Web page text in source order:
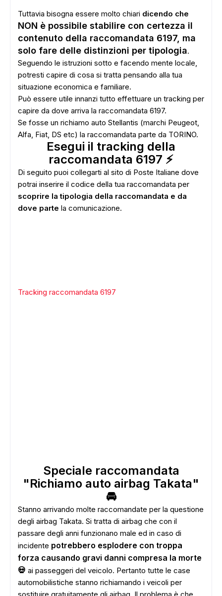
ADS
Tuttavia bisogna essere molto chiari dicendo che
NON è possibile stabilire con certezza il
contenuto della raccomandata 6197, ma
solo fare delle distinzioni per tipologia.
Seguendo le istruzioni sotto e facendo mente locale,
potresti capire di cosa si tratta pensando alla tua
situazione economica e familiare.
Può essere utile innanzi tutto effettuare un tracking per
capire da dove arriva la raccomandata 6197.
Se fosse un richiamo auto Stellantis (marchi Peugeot,
Alfa, Fiat, DS etc) la raccomandata parte da TORINO.
Esegui il tracking della
raccomandata 6197 ⚡
Di seguito puoi collegarti al sito di Poste Italiane dove
potrai inserire il codice della tua raccomandata per
scoprire la tipologia della raccomandata e da
dove parte la comunicazione.
Tracking raccomandata 6197
Speciale raccomandata
"Richiamo auto airbag Takata"
🚘
Stanno arrivando molte raccomandate per la questione
degli airbag Takata. Si tratta di airbag che con il
passare degli anni funzionano male ed in caso di
incidente potrebbero esplodere con troppa
forza causando gravi danni compresa la morte
💀 ai passeggeri del veicolo. Pertanto tutte le case
automobilistiche stanno richiamando i veicoli per